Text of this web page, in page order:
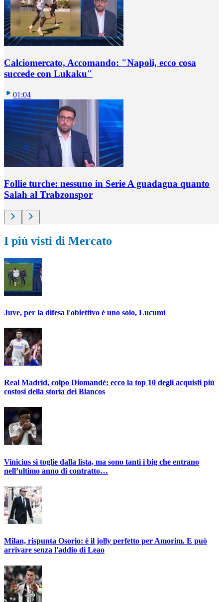
Calciomercato, Accomando: "Napoli, ecco cosa
succede con Lukaku"
01:04
Follie turche: nessuno in Serie A guadagna quanto
Salah al Trabzonspor
I più visti di Mercato
Juve, per la difesa l'obiettivo è uno solo, Lucumì
Real Madrid, colpo Diomandé: ecco la top 10 degli acquisti più
costosi della storia dei Blancos
Vinicius si toglie dalla lista, ma sono tanti i big che entrano
nell’ultimo anno di contratto…
Milan, rispunta Osorio: è il jolly perfetto per Amorim. E può
arrivare senza l'addio di Leao